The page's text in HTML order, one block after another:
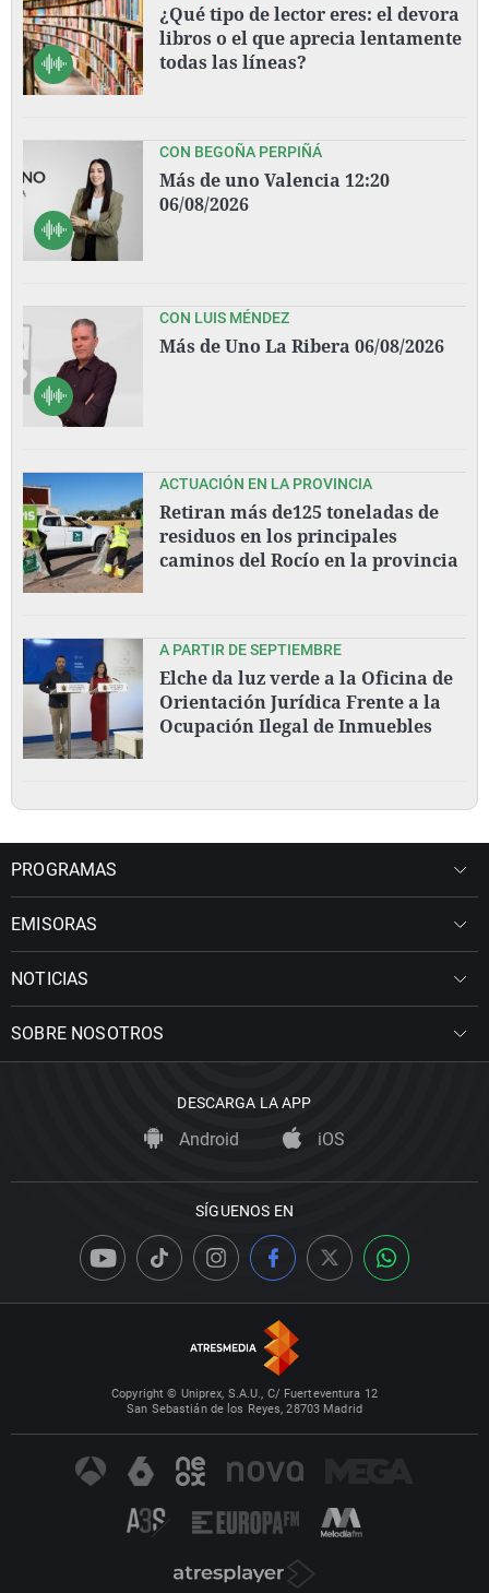
¿Qué tipo de lector eres: el devora
libros o el que aprecia lentamente
todas las líneas?
CON BEGOÑA PERPIÑÁ
Más de uno Valencia 12:20
06/08/2026
CON LUIS MÉNDEZ
Más de Uno La Ribera 06/08/2026
ACTUACIÓN EN LA PROVINCIA
Retiran más de125 toneladas de
residuos en los principales
caminos del Rocío en la provincia
A PARTIR DE SEPTIEMBRE
Elche da luz verde a la Oficina de
Orientación Jurídica Frente a la
Ocupación Ilegal de Inmuebles
PROGRAMAS
EMISORAS
NOTICIAS
SOBRE NOSOTROS
DESCARGA LA APP
Android iOS
SÍGUENOS EN
Copyright © Uniprex, S.A.U., C/ Fuerteventura 12
San Sebastián de los Reyes, 28703 Madrid